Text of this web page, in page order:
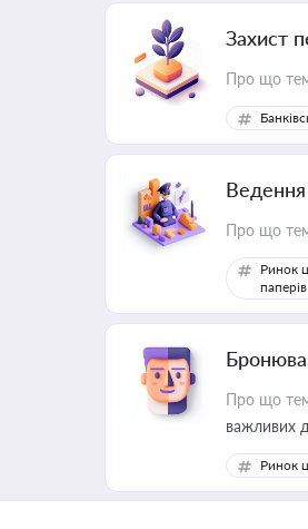
Захист
Про що
Ведення
Про що
Ринок
паперів
Про що
важливих
Ринок